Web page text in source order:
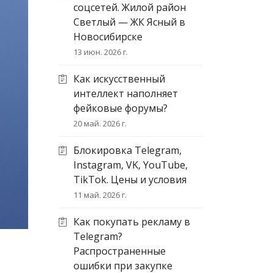
соцсетей. Жилой район
Светлый — ЖК Ясный в
Новосибирске
13 июн. 2026 г.
Как искусственный
интеллект наполняет
фейковые форумы?
20 май. 2026 г.
Блокировка Telegram,
Instagram, VK, YouTube,
TikTok. Цены и условия
11 май. 2026 г.
Как покупать рекламу в
Telegram?
Распространенные
ошибки при закупке